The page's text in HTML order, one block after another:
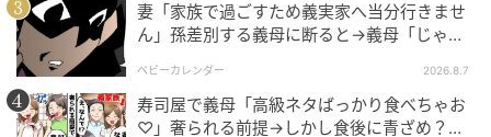
妻「家族で過ごすため義実家へ当分行きませ
ん」孫差別する義母に断ると→義母「じゃ
ベビーカレンダー 2026.8.7
寿司屋で義母「高級ネタばっかり食べちゃお
♡」奢られる前提→しかし食後に青ざめ？通